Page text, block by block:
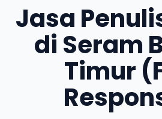
Jasa
di Seram
Timur